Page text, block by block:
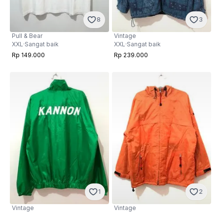
8
Pull & Bear
XXL·Sangat baik
Rp 149.000
3
Vintage
XXL·Sangat baik
Rp 239.000
1
Vintage
2
Vintage